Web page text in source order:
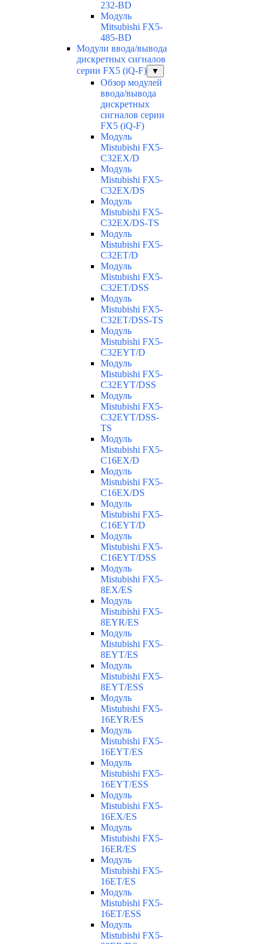
232-BD
Модуль
Mitsubishi FX5-
485-BD
Модули ввода/вывода
дискретных сигналов
серии FX5 (iQ-F)
▼
Обзор модулей
ввода/вывода
дискретных
сигналов серии
FX5 (iQ-F)
Модуль
Mistubishi FX5-
C32EX/D
Модуль
Mistubishi FX5-
C32EX/DS
Модуль
Mistubishi FX5-
C32EX/DS-TS
Модуль
Mistubishi FX5-
C32ET/D
Модуль
Mistubishi FX5-
C32ET/DSS
Модуль
Mistubishi FX5-
C32ET/DSS-TS
Модуль
Mistubishi FX5-
C32EYT/D
Модуль
Mistubishi FX5-
C32EYT/DSS
Модуль
Mistubishi FX5-
C32EYT/DSS-
TS
Модуль
Mistubishi FX5-
C16EX/D
Модуль
Mistubishi FX5-
C16EX/DS
Модуль
Mistubishi FX5-
C16EYT/D
Модуль
Mistubishi FX5-
C16EYT/DSS
Модуль
Mistubishi FX5-
8EX/ES
Модуль
Mistubishi FX5-
8EYR/ES
Модуль
Mistubishi FX5-
8EYT/ES
Модуль
Mistubishi FX5-
8EYT/ESS
Модуль
Mistubishi FX5-
16EYR/ES
Модуль
Mistubishi FX5-
16EYT/ES
Модуль
Mistubishi FX5-
16EYT/ESS
Модуль
Mistubishi FX5-
16EX/ES
Модуль
Mistubishi FX5-
16ER/ES
Модуль
Mistubishi FX5-
16ET/ES
Модуль
Mistubishi FX5-
16ET/ESS
Модуль
Mistubishi FX5-